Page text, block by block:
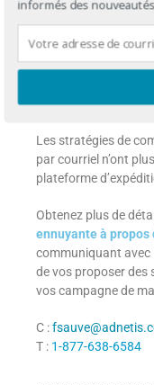
Vous
conseils?
Les stratégies de
par courriel n’ont
plateforme
Obtenez plus de
ennuyante à
communiquant avec
de vos proposer
vos campagne de
C :
T : 1-877-638-6584
informés des